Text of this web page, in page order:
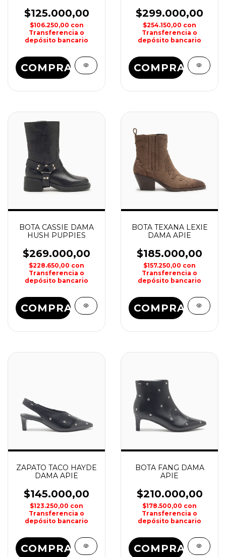
$125.000,00
$106.250,00 con
Transferencia o
depósito bancario
COMPRAR
$299.000,00
$254.150,00 con
Transferencia o
depósito bancario
COMPRAR
BOTA CASSIE DAMA
HUSH PUPPIES
$269.000,00
$228.650,00 con
Transferencia o
depósito bancario
COMPRAR
BOTA TEXANA LEXIE
DAMA APIE
$185.000,00
$157.250,00 con
Transferencia o
depósito bancario
COMPRAR
ZAPATO TACO HAYDE
DAMA APIE
$145.000,00
$123.250,00 con
Transferencia o
depósito bancario
COMPRAR
BOTA FANG DAMA
APIE
$210.000,00
$178.500,00 con
Transferencia o
depósito bancario
COMPRAR